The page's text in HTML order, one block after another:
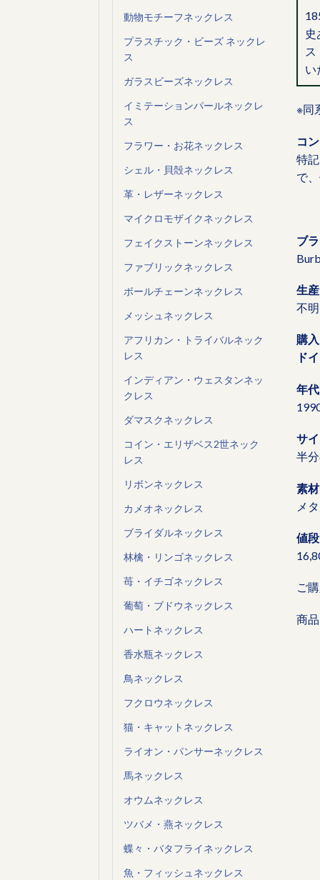
い
※同
コ
特
で
ブ
生
不明
購
ド
年代
サ
半
素材
メ
値段
ご
商
動物モチーフネックレス
プラスチック・ビーズ ネックレ
ス
ガラスビーズネックレス
イミテーションパールネックレ
ス
フラワー・お花ネックレス
シェル・貝殻ネックレス
革・レザーネックレス
マイクロモザイクネックレス
フェイクストーンネックレス
ファブリックネックレス
ボールチェーンネックレス
メッシュネックレス
アフリカン・トライバルネック
レス
インディアン・ウェスタンネッ
クレス
ダマスクネックレス
コイン・エリザベス2世ネック
レス
リボンネックレス
カメオネックレス
ブライダルネックレス
林檎・リンゴネックレス
苺・イチゴネックレス
葡萄・ブドウネックレス
ハートネックレス
香水瓶ネックレス
鳥ネックレス
フクロウネックレス
猫・キャットネックレス
ライオン・パンサーネックレス
馬ネックレス
オウムネックレス
ツバメ・燕ネックレス
蝶々・バタフライネックレス
魚・フィッシュネックレス